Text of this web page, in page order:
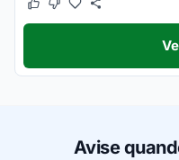
Este cupom funcionou
Este cupom não
Avise